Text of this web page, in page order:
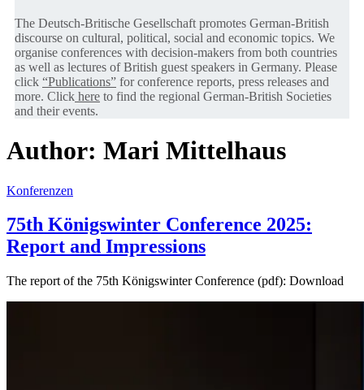
The Deutsch-Britische Gesellschaft promotes German-British
discourse on cultural, political, social and economic topics. We
organise conferences with decision-makers from both countries
as well as lectures of British guest speakers in Germany. Please
click “Publications” for conference reports, press releases and
more. Click here to find the regional German-British Societies
and their events.
Author: Mari Mittelhaus
Konferenzen
75th Königswinter Conference 2025:
Report and Impressions
The report of the 75th Königswinter Conference (pdf): Download